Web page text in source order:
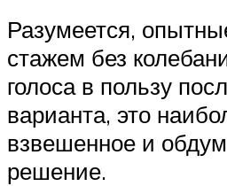
Разумеется,
стажем без
голоса в пользу
варианта, это
взвешенное и
решение.